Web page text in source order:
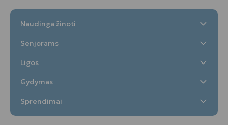
Naudinga žinoti
Senjorams
Ligos
Gydymas
Sprendimai